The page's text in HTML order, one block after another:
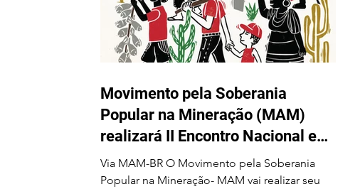
Movimento pela Soberania
Popular na Mineração (MAM)
realizará II Encontro Nacional em
Fortaleza-CE entre os dias 24 e
28 de agosto
Via MAM-BR O Movimento pela Soberania
Popular na Mineração- MAM vai realizar seu